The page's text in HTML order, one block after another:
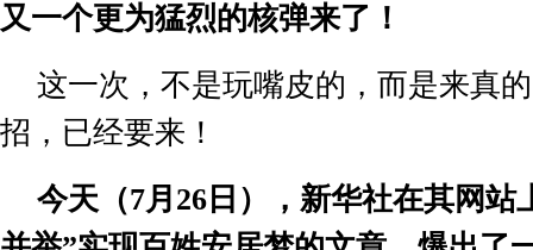
又一个更为猛烈的核弹来了！
这一次，不是玩嘴皮的，而是来真
招，已经要来！
今天（7月 26 日），新华社在其网站